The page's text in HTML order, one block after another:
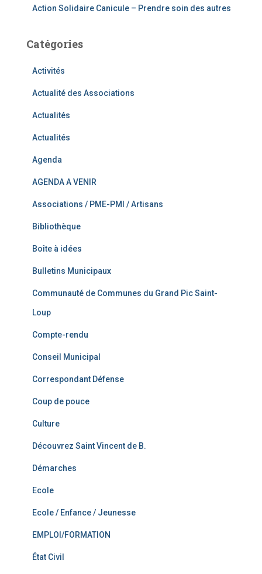
Action Solidaire Canicule – Prendre soin des autres
Catégories
Activités
Actualité des Associations
Actualités
Actualités
Agenda
AGENDA A VENIR
Associations / PME-PMI / Artisans
Bibliothèque
Boîte à idées
Bulletins Municipaux
Communauté de Communes du Grand Pic Saint-
Loup
Compte-rendu
Conseil Municipal
Correspondant Défense
Coup de pouce
Culture
Découvrez Saint Vincent de B.
Démarches
Ecole
Ecole / Enfance / Jeunesse
EMPLOI/FORMATION
État Civil